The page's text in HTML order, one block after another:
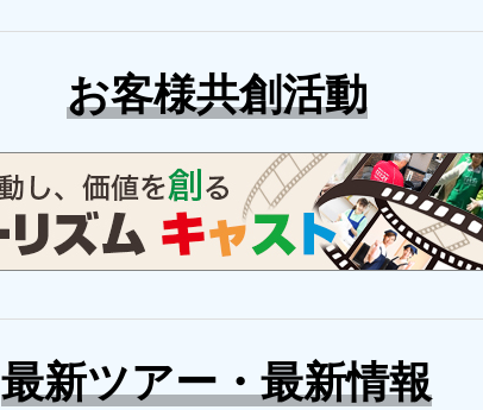
お客様共創活動
最新ツアー・最新情報